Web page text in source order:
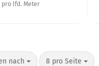
pro lfd. Meter
nach 8 pro Seite